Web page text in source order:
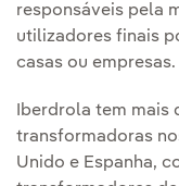
responsáveis pela
utilizadores finais
casas ou empresas.
Iberdrola tem mais
transformadoras
Unido e Espanha,